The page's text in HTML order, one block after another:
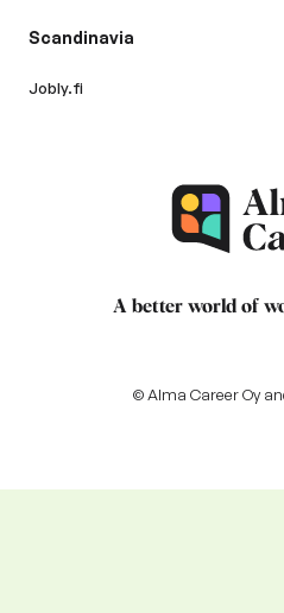
Scandinavia
Jobly.fi
A better world of
© Alma Career Oy